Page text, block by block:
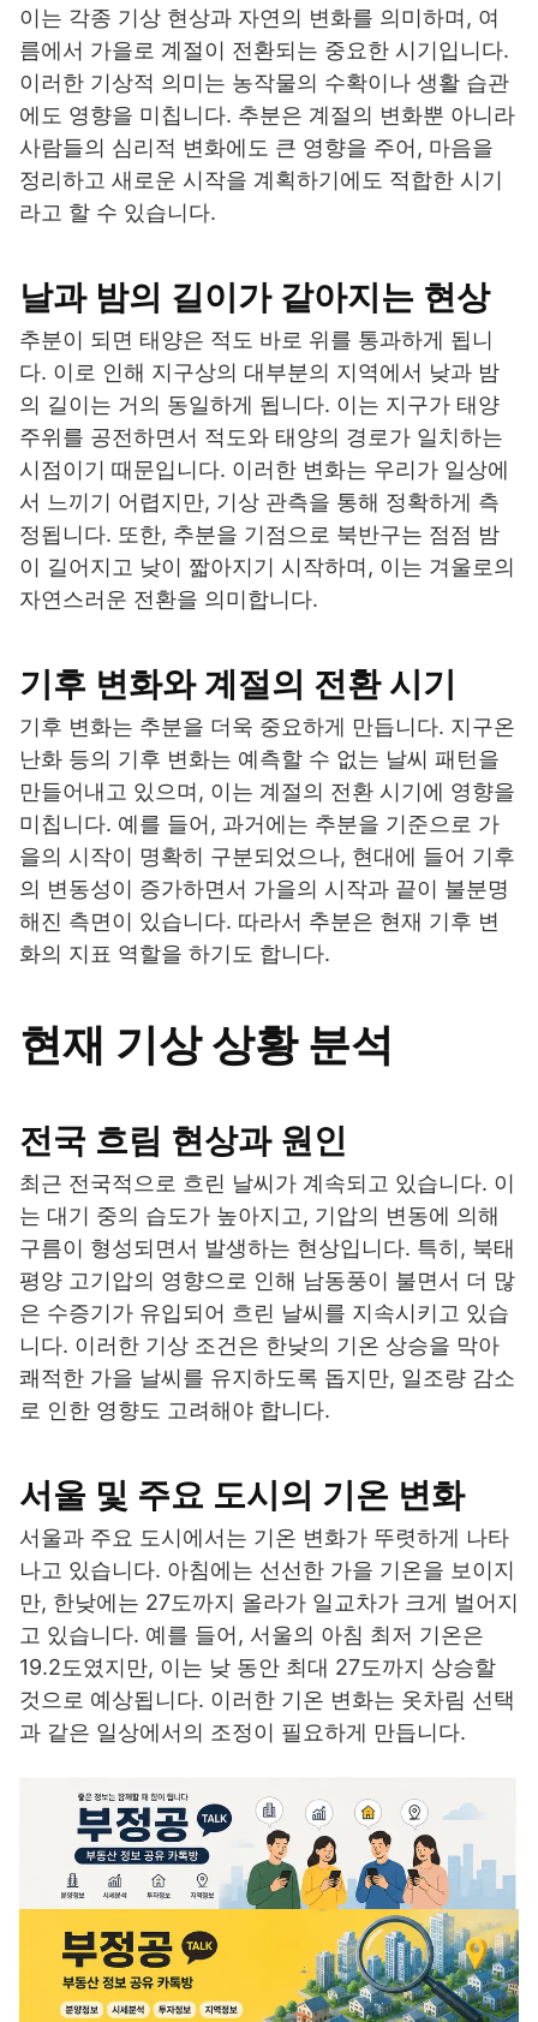
이는 각종 기상 현상과 자연의 변화를 의미하며, 여
름에서 가을로 계절이 전환되는 중요한 시기입니다.
이러한 기상적 의미는 농작물의 수확이나 생활 습관
에도 영향을 미칩니다. 추분은 계절의 변화뿐 아니라
사람들의 심리적 변화에도 큰 영향을 주어, 마음을
정리하고 새로운 시작을 계획하기에도 적합한 시기
라고 할 수 있습니다.
날과 밤의 길이가 같아지는 현상
추분이 되면 태양은 적도 바로 위를 통과하게 됩니
다. 이로 인해 지구상의 대부분의 지역에서 낮과 밤
의 길이는 거의 동일하게 됩니다. 이는 지구가 태양
주위를 공전하면서 적도와 태양의 경로가 일치하는
시점이기 때문입니다. 이러한 변화는 우리가 일상에
서 느끼기 어렵지만, 기상 관측을 통해 정확하게 측
정됩니다. 또한, 추분을 기점으로 북반구는 점점 밤
이 길어지고 낮이 짧아지기 시작하며, 이는 겨울로의
자연스러운 전환을 의미합니다.
기후 변화와 계절의 전환 시기
기후 변화는 추분을 더욱 중요하게 만듭니다. 지구온
난화 등의 기후 변화는 예측할 수 없는 날씨 패턴을
만들어내고 있으며, 이는 계절의 전환 시기에 영향을
미칩니다. 예를 들어, 과거에는 추분을 기준으로 가
을의 시작이 명확히 구분되었으나, 현대에 들어 기후
의 변동성이 증가하면서 가을의 시작과 끝이 불분명
해진 측면이 있습니다. 따라서 추분은 현재 기후 변
화의 지표 역할을 하기도 합니다.
현재 기상 상황 분석
전국 흐림 현상과 원인
최근 전국적으로 흐린 날씨가 계속되고 있습니다. 이
는 대기 중의 습도가 높아지고, 기압의 변동에 의해
구름이 형성되면서 발생하는 현상입니다. 특히, 북태
평양 고기압의 영향으로 인해 남동풍이 불면서 더 많
은 수증기가 유입되어 흐린 날씨를 지속시키고 있습
니다. 이러한 기상 조건은 한낮의 기온 상승을 막아
쾌적한 가을 날씨를 유지하도록 돕지만, 일조량 감소
로 인한 영향도 고려해야 합니다.
서울 및 주요 도시의 기온 변화
서울과 주요 도시에서는 기온 변화가 뚜렷하게 나타
나고 있습니다. 아침에는 선선한 가을 기온을 보이지
만, 한낮에는 27도까지 올라가 일교차가 크게 벌어지
고 있습니다. 예를 들어, 서울의 아침 최저 기온은
19.2도였지만, 이는 낮 동안 최대 27도까지 상승할
것으로 예상됩니다. 이러한 기온 변화는 옷차림 선택
과 같은 일상에서의 조정이 필요하게 만듭니다.